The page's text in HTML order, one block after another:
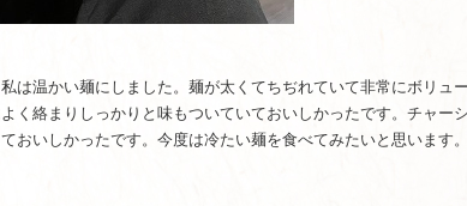
は温かい麺にしました。麺が太くてちぢれていて非常にボリュ
く絡まりしっかりと味もついていておいしかったです。チャー
おいしかったです。今度は冷たい麺を食べてみたいと思います。